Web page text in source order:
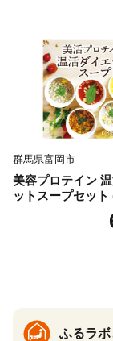
ロン [AIEN005]
群馬県富岡市
美容プロテイン
ットスープセット
分け スープ 食べ
詰合せ クラムチ
ふるラボ